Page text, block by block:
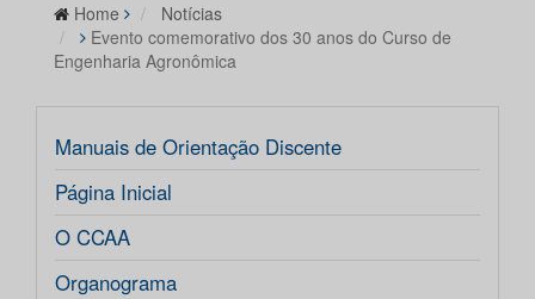
Home
Notícias
Evento comemorativo dos 30 anos do Curso de
Engenharia Agronômica
Manuais de Orientação Discente
Página Inicial
O CCAA
Organograma